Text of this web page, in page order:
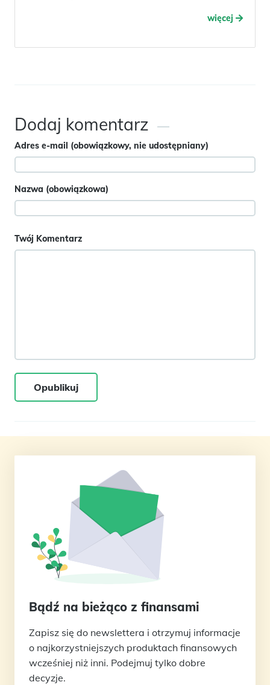
więcej
Dodaj komentarz
Twój Komentarz
Opublikuj
Nazwa (obowiązkowa)
Adres e-mail (obowiązkowy, nie udostępniany)
Bądź na bieżąco z finansami
Zapisz się do newslettera i otrzymuj informacje
o najkorzystniejszych produktach finansowych
wcześniej niż inni. Podejmuj tylko dobre
decyzje.